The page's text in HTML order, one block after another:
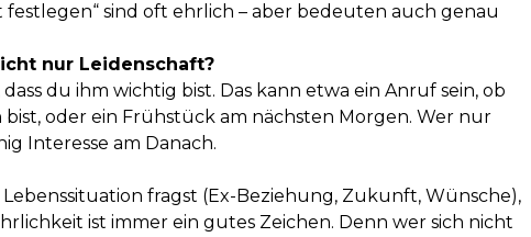
sind oft ehrlich – aber bedeuten auch genau
nur Leidenschaft?
du ihm wichtig bist. Das kann etwa ein Anruf sein, ob
oder ein Frühstück am nächsten Morgen. Wer nur
Interesse am Danach.
fragst (Ex-Beziehung, Zukunft, Wünsche),
ist immer ein gutes Zeichen. Denn wer sich nicht